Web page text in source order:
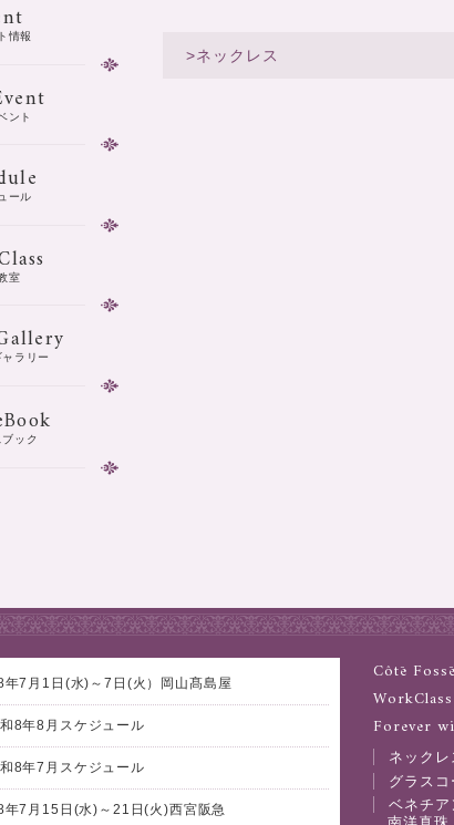
>ネックレス
情報
ント
ール
室
ラリー
ック
年7月1日(水)～7日(火）岡山髙島屋
8年8月スケジュール
8年7月スケジュール
年7月15日(水)～21日(火)西宮阪急
Côtē Fossē
WorkClass
Forever
ネックレ
グラスコ
ベネチア